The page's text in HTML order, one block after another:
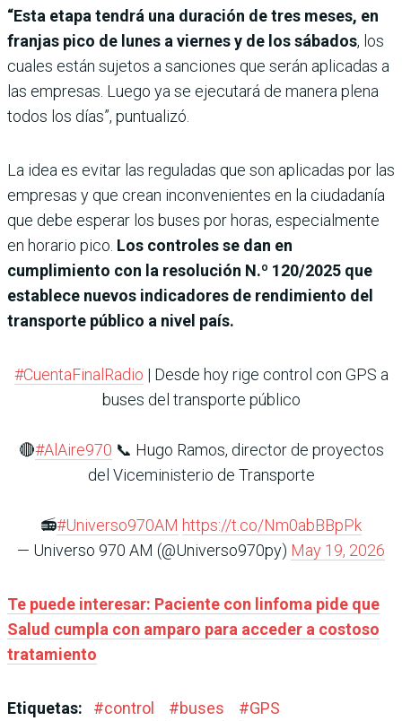
“Esta etapa tendrá una duración de tres meses, en
franjas pico de lunes a viernes y de los sábados, los
cuales están sujetos a sanciones que serán aplicadas a
las empresas. Luego ya se ejecutará de manera plena
todos los días”, puntualizó.
La idea es evitar las reguladas que son aplicadas por las
empresas y que crean inconvenientes en la ciudadanía
que debe esperar los buses por horas, especialmente
en horario pico. Los controles se dan en
cumplimiento con la resolución N.º 120/2025 que
establece nuevos indicadores de rendimiento del
transporte público a nivel país.
#CuentaFinalRadio | Desde hoy rige control con GPS a
buses del transporte público
🔴#AlAire970 📞 Hugo Ramos, director de proyectos
del Viceministerio de Transporte
📻#Universo970AM https://t.co/Nm0abBBpPk
— Universo 970 AM (@Universo970py) May 19, 2026
Te puede interesar: Paciente con linfoma pide que
Salud cumpla con amparo para acceder a costoso
tratamiento
Etiquetas: #control #buses #GPS